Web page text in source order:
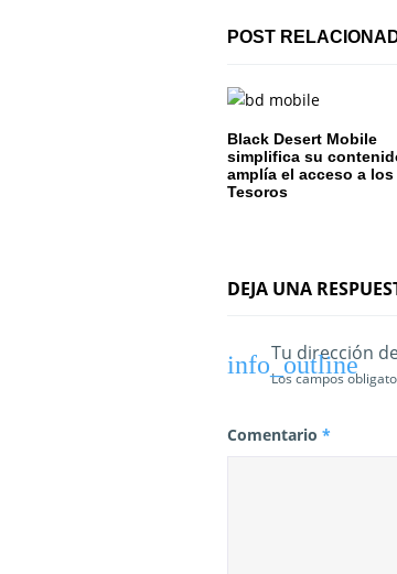
n
d
e
t
r
d
POST
Black Desert Mobile
simplifica su
amplía el acceso a los
Tesoros
DEJA UNA
Tu dirección
Los campos
Comentario *